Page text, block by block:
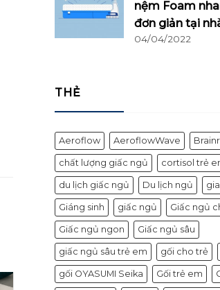
nệm Foam
đơn giản tại
04/04/2022
THẺ
Aeroflow AeroflowWave
chất lượng giấc ngủ cortisol trẻ
du lịch giấc ngủ Du lịch ngủ
Giáng sinh giấc ngủ Giấc ngủ
Giấc ngủ ngon Giấc ngủ sâu
giấc ngủ sâu trẻ em gối cho trẻ
gối OYASUMI Seika Gối trẻ em